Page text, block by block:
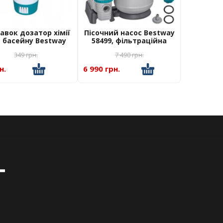
дозатор хімії
Bestway
349грн.
Пісочний насос Bestway
58499, фільтраційна
7 490грн.
6 990 грн.